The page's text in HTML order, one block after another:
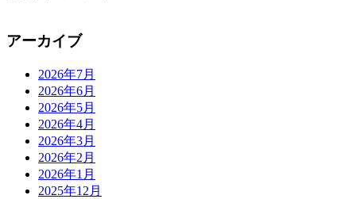
アーカイブ
2026年7月
2026年6月
2026年5月
2026年4月
2026年3月
2026年2月
2026年1月
2025年12月